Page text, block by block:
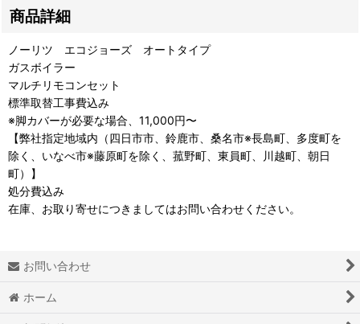
商品詳細
ノーリツ エコジョーズ オートタイプ
ガスボイラー
マルチリモコンセット
標準取替工事費込み
※脚カバーが必要な場合、11,000円〜
【弊社指定地域内（四日市市、鈴鹿市、桑名市※長島町、多度町を
除く、いなべ市※藤原町を除く、菰野町、東員町、川越町、朝日
町）】
処分費込み
在庫、お取り寄せにつきましてはお問い合わせください。
お問い合わせ
ホーム